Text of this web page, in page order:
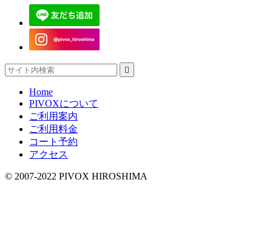

Home
PIVOXについて
ご利用案内
ご利用料金
コート予約
アクセス
© 2007-2022 PIVOX HIROSHIMA